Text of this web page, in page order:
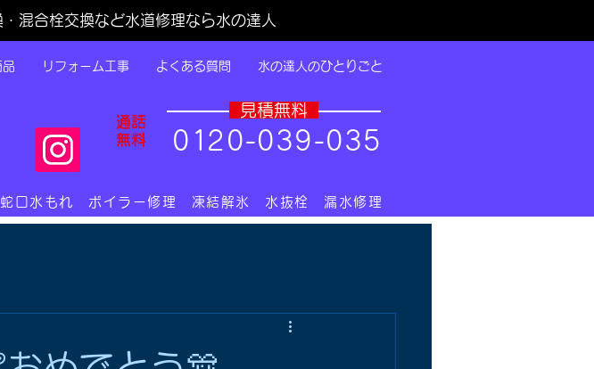
混合栓交換など水道修理なら水の達人
品 リフォーム工事 よくある質問 水の達人のひとりごと
通話
無料
​見積無料
0 1 20-039-035
蛇口水もれ ボイラー修理 凍結解氷 水抜栓 漏水修理